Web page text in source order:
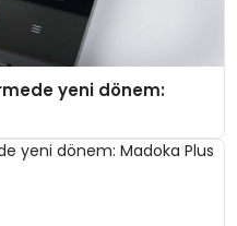
yeni dönem: